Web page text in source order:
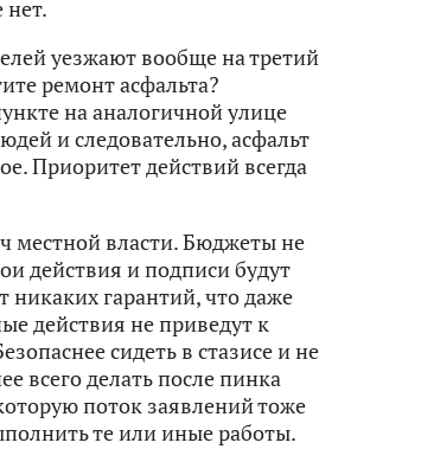
уезжают вообще на третий
ремонт асфальта?
на аналогичной улице
и следовательно, асфальт
Приоритет действий всегда
местной власти. Бюджеты не
действия и подписи будут
никаких гарантий, что даже
действия не приведут к
сидеть в стазисе и не
всего делать после пинка
поток заявлений тоже
те или иные работы.